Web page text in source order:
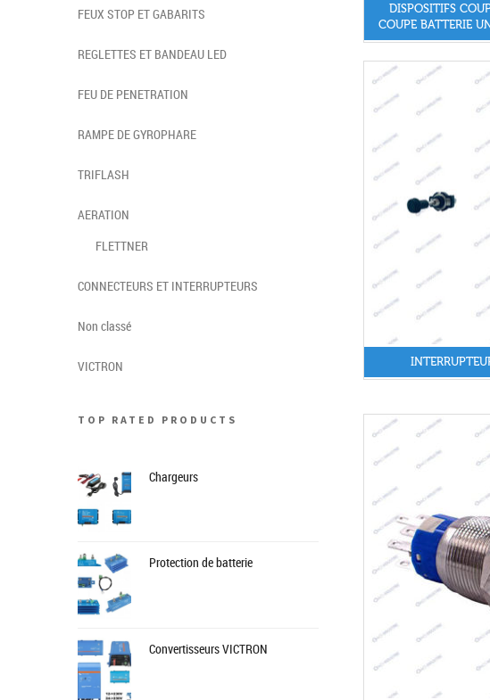
DISPOSITIFS
COUPE BATTERIE
FEUX STOP ET GABARITS
REGLETTES ET BANDEAU LED
FEU DE PENETRATION
RAMPE DE GYROPHARE
TRIFLASH
AERATION
FLETTNER
CONNECTEURS ET INTERRUPTEURS
Non classé
VICTRON
TOP RATED PRODUCTS
Chargeurs
Protection de batterie
Convertisseurs VICTRON